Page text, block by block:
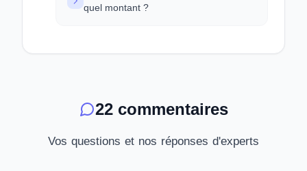
quel montant ?
22 commentaires
Vos questions et nos réponses d'experts